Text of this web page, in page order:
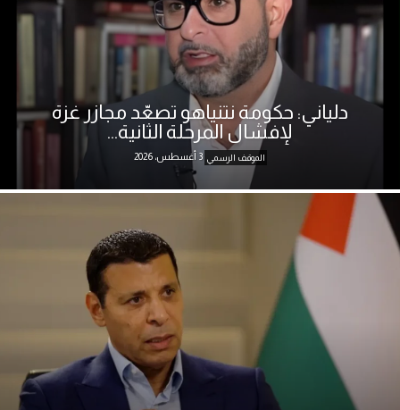
دلياني: حكومة نتنياهو تصعّد مجازر غزة
لإفشال المرحلة الثانية...
الموقف الرسمي 3 أغسطس، 2026